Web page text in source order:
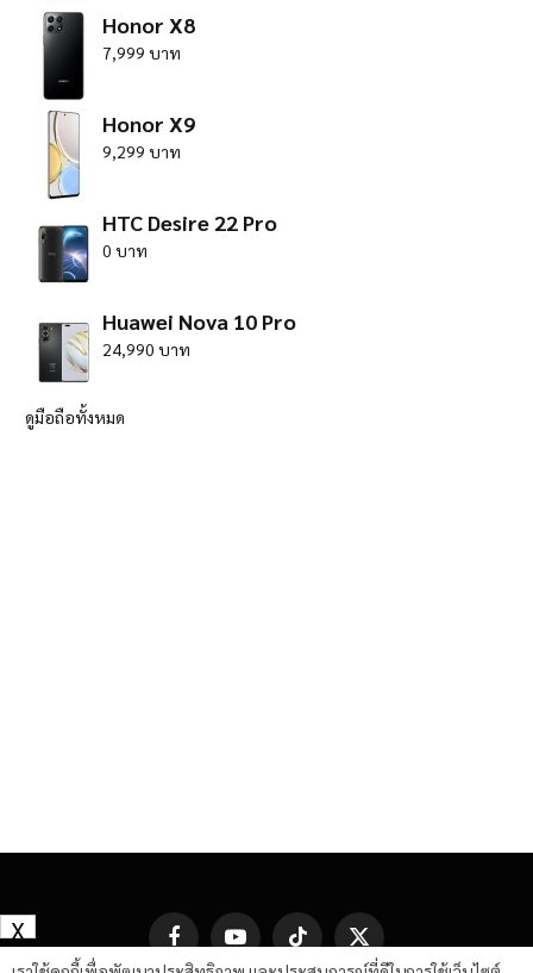
Honor X8
7,999 บาท
Honor X9
9,299 บาท
HTC Desire 22 Pro
0 บาท
Huawei Nova 10 Pro
24,990 บาท
ดูมือถือทั้งหมด
FacebookYouTube TikTok
X
X